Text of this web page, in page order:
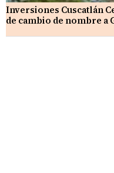
Inversiones Cuscatlán
de cambio de nombre a